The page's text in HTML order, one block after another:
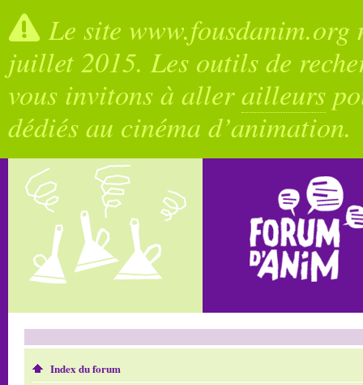
Le site
juillet 2015. Les outils de
vous invitons à allerailleurs
dédiés au cinéma d’animation.
Index du forum